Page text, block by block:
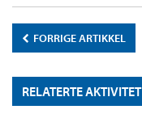
FORRIGE ARTIKKEL
RELATERTE AKTIVITET